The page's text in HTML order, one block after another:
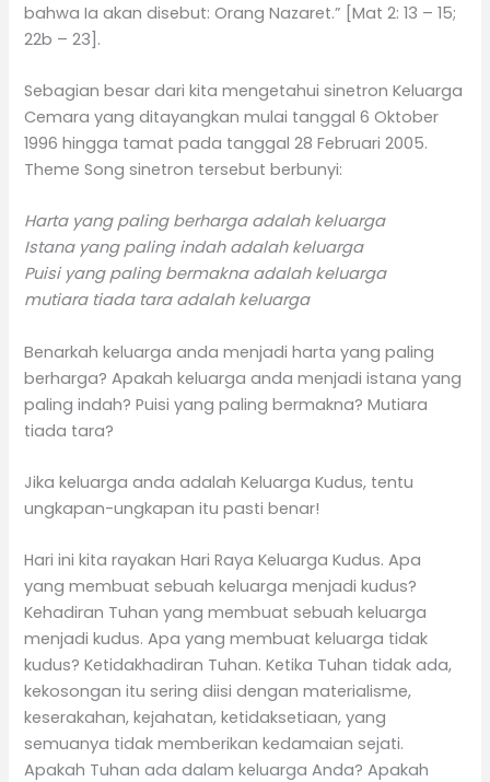
bahwa Ia akan disebut: Orang Nazaret.” [Mat 2: 13 – 15;
22b – 23].
Sebagian besar dari kita mengetahui sinetron Keluarga
Cemara yang ditayangkan mulai tanggal 6 Oktober
1996 hingga tamat pada tanggal 28 Februari 2005.
Theme Song sinetron tersebut berbunyi:
Harta yang paling berharga adalah keluarga
Istana yang paling indah adalah keluarga
Puisi yang paling bermakna adalah keluarga
mutiara tiada tara adalah keluarga
Benarkah keluarga anda menjadi harta yang paling
berharga? Apakah keluarga anda menjadi istana yang
paling indah? Puisi yang paling bermakna? Mutiara
tiada tara?
Jika keluarga anda adalah Keluarga Kudus, tentu
ungkapan-ungkapan itu pasti benar!
Hari ini kita rayakan Hari Raya Keluarga Kudus. Apa
yang membuat sebuah keluarga menjadi kudus?
Kehadiran Tuhan yang membuat sebuah keluarga
menjadi kudus. Apa yang membuat keluarga tidak
kudus? Ketidakhadiran Tuhan. Ketika Tuhan tidak ada,
kekosongan itu sering diisi dengan materialisme,
keserakahan, kejahatan, ketidaksetiaan, yang
semuanya tidak memberikan kedamaian sejati.
Apakah Tuhan ada dalam keluarga Anda? Apakah